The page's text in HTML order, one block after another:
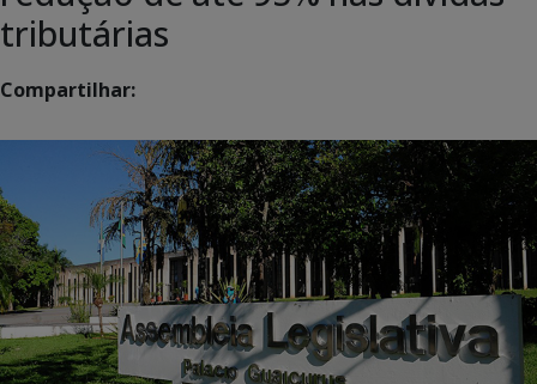
tributárias
Compartilhar: